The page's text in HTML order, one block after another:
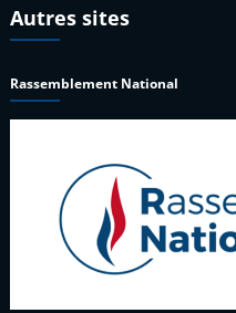
Autres sites
Rassemblement National